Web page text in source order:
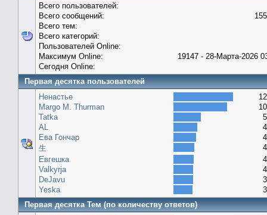
Всего пользователей:
Всего сообщений:
Всего тем:
Всего категорий:
Пользователей Online:
Максимум Online:
19147 - 28-Марта-2026
Сегодня Online:
Первая десятка пользователей
Ненастье
Margo M. Thurman
Tatka
AL
Ева Гончар
生
Евгешка
Valkyrja
DeJavu
Yeska
Первая десятка Тем (по количеству ответов)